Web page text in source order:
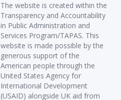
The website is created within the
Transparency and Accountability
in Public Administration and
Services Program/TAPAS. This
website is made possible by the
generous support of the
American people through the
United States Agency for
International Development
(USAID) alongside UK aid from